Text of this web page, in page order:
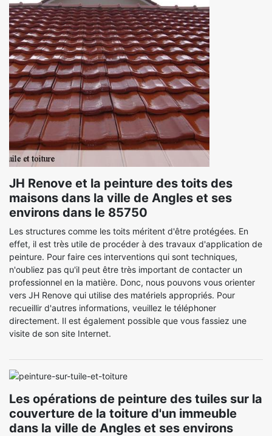
JH Renove et la peinture des toits des
maisons dans la ville de Angles et ses
environs dans le 85750
Les structures comme les toits méritent d'être protégées. En
effet, il est très utile de procéder à des travaux d'application de
peinture. Pour faire ces interventions qui sont techniques,
n'oubliez pas qu'il peut être très important de contacter un
professionnel en la matière. Donc, nous pouvons vous orienter
vers JH Renove qui utilise des matériels appropriés. Pour
recueillir d'autres informations, veuillez le téléphoner
directement. Il est également possible que vous fassiez une
visite de son site Internet.
Les opérations de peinture des tuiles sur la
couverture de la toiture d'un immeuble
dans la ville de Angles et ses environs